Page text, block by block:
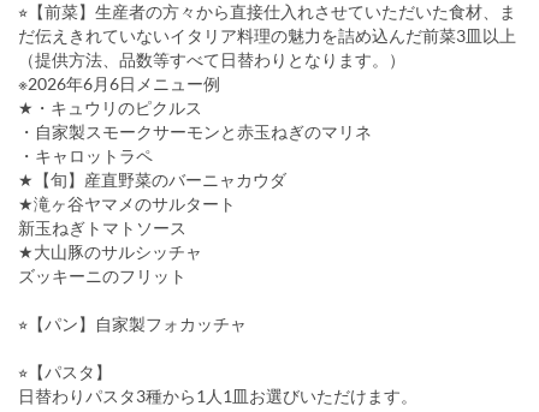
⭐︎【前菜】生産者の方々から直接仕入れさせていただいた食材、ま
だ伝えきれていないイタリア料理の魅力を詰め込んだ前菜3皿以上
（提供方法、品数等すべて日替わりとなります。）
※2026年6月6日メニュー例
★・キュウリのピクルス
・自家製スモークサーモンと赤玉ねぎのマリネ
・キャロットラペ
★【旬】産直野菜のバーニャカウダ
★滝ヶ谷ヤマメのサルタート
新玉ねぎトマトソース
★大山豚のサルシッチャ
ズッキーニのフリット
⭐︎【パン】自家製フォカッチャ
⭐︎【パスタ】
日替わりパスタ3種から1人1皿お選びいただけます。